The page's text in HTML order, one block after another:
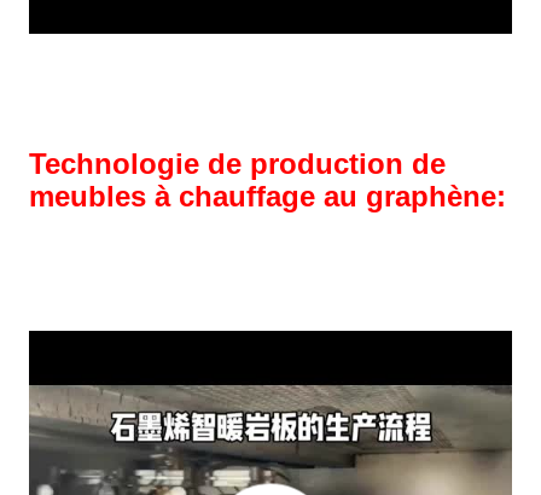
Technologie de production de
meubles à chauffage au graphène: